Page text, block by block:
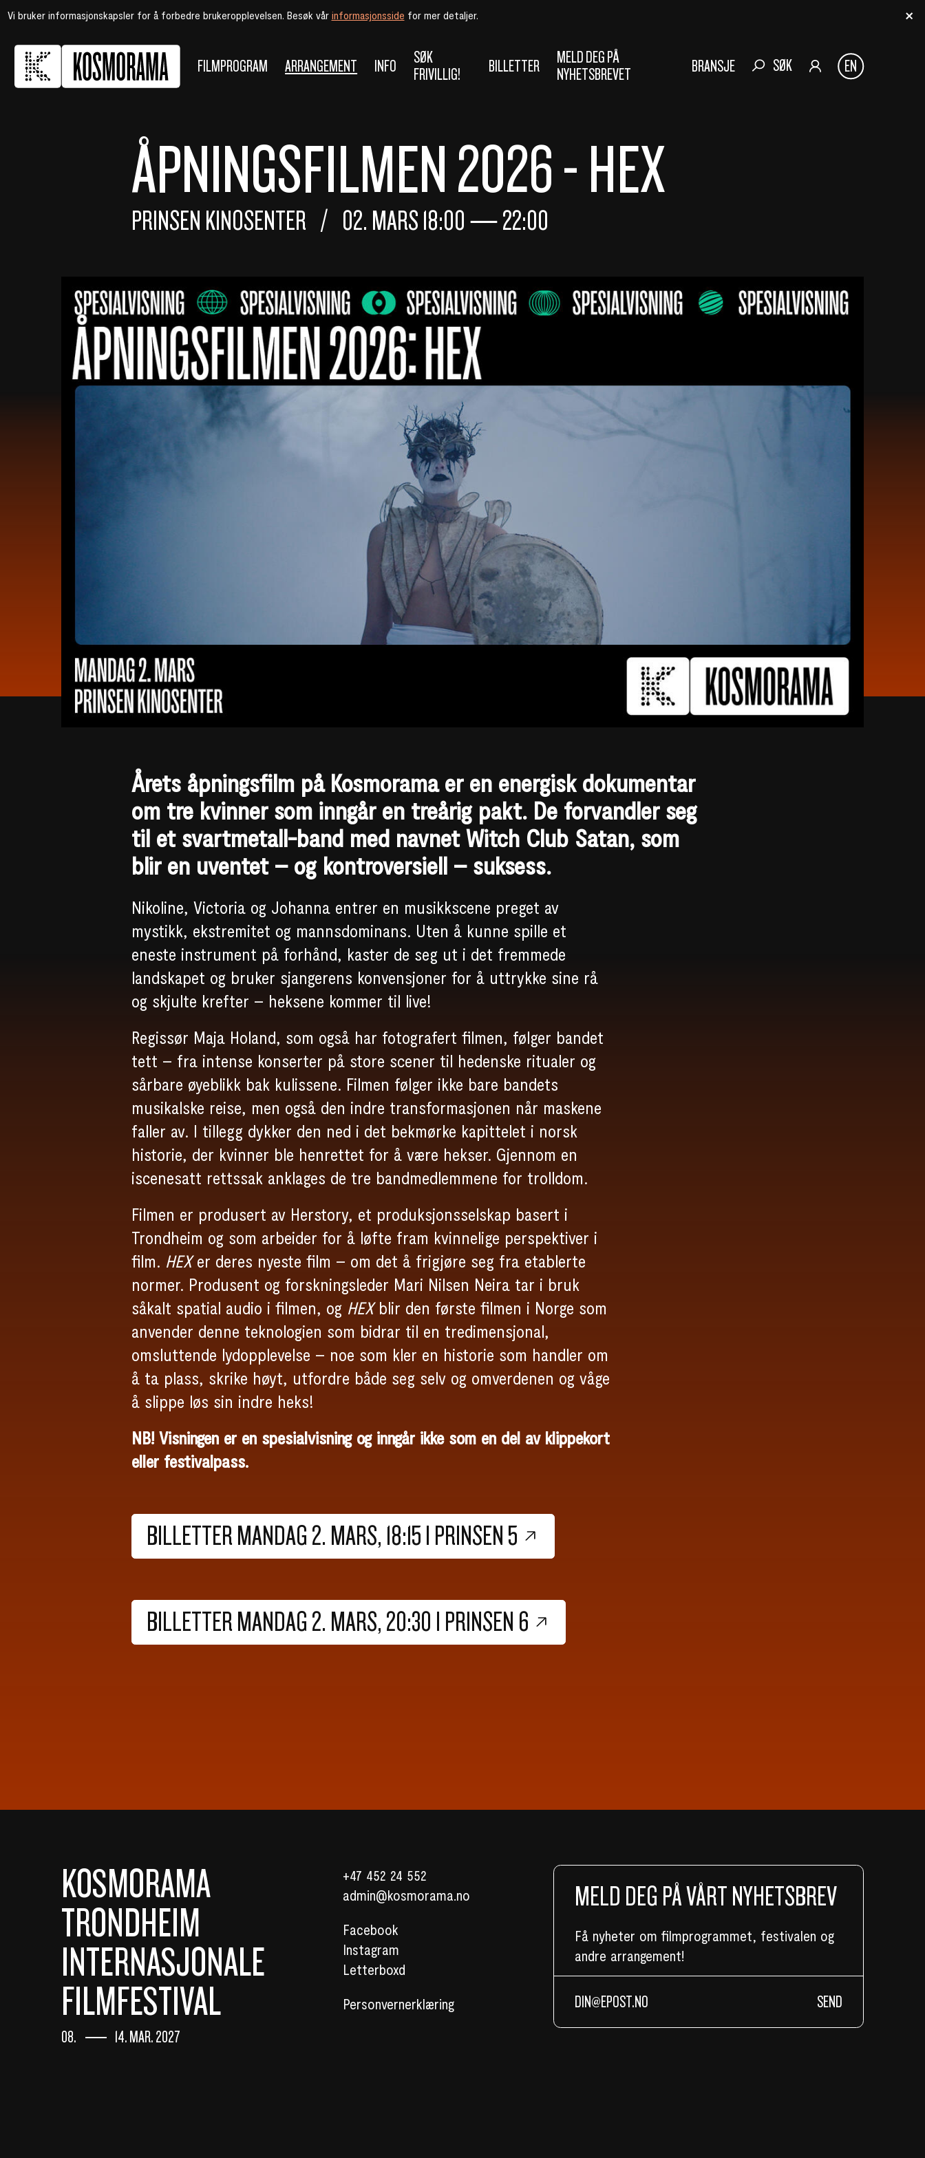
Vi bruker informasjonskapsler for å forbedre brukeropplevelsen. Besøk vår informasjonsside for mer detaljer.
FILMPROGRAM ARRANGEMENT INFO
SØK
FRIVILLIG!
BILLETTER
MELD DEG PÅ
NYHETSBREVET
BRANSJE SØK EN
ÅPNINGSFILMEN 2026 - HEX
PRINSEN KINOSENTER 02. MARS 18:00 —22:00
Årets åpningsfilm på Kosmorama er en energisk dokumentar
om tre kvinner som inngår en treårig pakt. De forvandler seg
til et svartmetall-band med navnet Witch Club Satan, som
blir en uventet – og kontroversiell – suksess.
Nikoline, Victoria og Johanna entrer en musikkscene preget av
mystikk, ekstremitet og mannsdominans. Uten å kunne spille et
eneste instrument på forhånd, kaster de seg ut i det fremmede
landskapet og bruker sjangerens konvensjoner for å uttrykke sine rå
og skjulte krefter – heksene kommer til live!
Regissør Maja Holand, som også har fotografert filmen, følger bandet
tett – fra intense konserter på store scener til hedenske ritualer og
sårbare øyeblikk bak kulissene. Filmen følger ikke bare bandets
musikalske reise, men også den indre transformasjonen når maskene
faller av. I tillegg dykker den ned i det bekmørke kapittelet i norsk
historie, der kvinner ble henrettet for å være hekser. Gjennom en
iscenesatt rettssak anklages de tre bandmedlemmene for trolldom.
Filmen er produsert av Herstory, et produksjonsselskap basert i
Trondheim og som arbeider for å løfte fram kvinnelige perspektiver i
film. HEXer deres nyeste film – om det å frigjøre seg fra etablerte
normer. Produsent og forskningsleder Mari Nilsen Neira tar i bruk
såkalt spatial audio i filmen, og HEXblir den første filmen i Norge som
anvender denne teknologien som bidrar til en tredimensjonal,
omsluttende lydopplevelse – noe som kler en historie som handler om
å ta plass, skrike høyt, utfordre både seg selv og omverdenen og våge
å slippe løs sin indre heks!
NB! Visningen er en spesialvisning og inngår ikke som en del av klippekort
eller festivalpass.
BILLETTER MANDAG 2. MARS, 18:15 I PRINSEN 5
BILLETTER MANDAG 2. MARS, 20:30 I PRINSEN 6
MELD DEG PÅ VÅRT NYHETSBREV
Få nyheter om filmprogrammet, festivalen og
andre arrangement!
SEND
KOSMORAMA
TRONDHEIM
INTERNASJONALE
FILMFESTIVAL
08. 14. MAR. 2027
+47 452 24 552
admin@kosmorama.no
Facebook
Instagram
Letterboxd
Personvernerklæring